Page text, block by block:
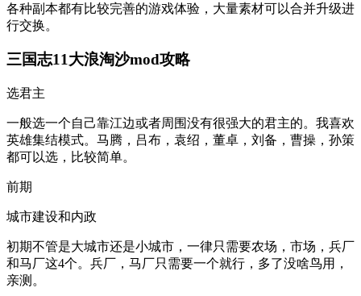
各种副本都有比较完善的游戏体验，大量素材可以合并升级进
行交换。
三国志11大浪淘沙mod攻略
选君主
一般选一个自己靠江边或者周围没有很强大的君主的。我喜欢
英雄集结模式。马腾，吕布，袁绍，董卓，刘备，曹操，孙策
都可以选，比较简单。
前期
城市建设和内政
初期不管是大城市还是小城市，一律只需要农场，市场，兵厂
和马厂这4个。兵厂，马厂只需要一个就行，多了没啥鸟用，
亲测。